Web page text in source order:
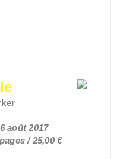
août 2017
/ 25,00 €